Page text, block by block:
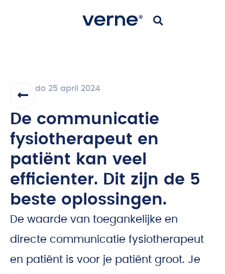
do 25 april 2024
De communicatie
fysiotherapeut en
patiënt kan veel
efficienter. Dit zijn de 5
beste oplossingen.
De waarde van toegankelijke en
directe communicatie fysiotherapeut
en patiënt is voor je patiënt groot. Je